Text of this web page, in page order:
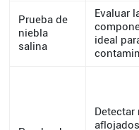
Prueba de
niebla
salina
Evaluar
ideal